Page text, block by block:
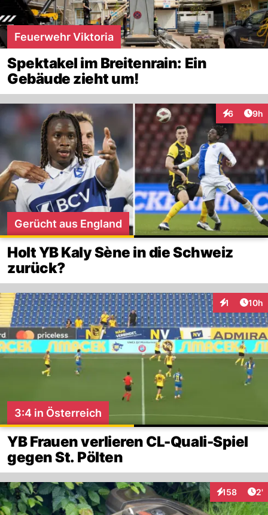
Feuerwehr Viktoria
Spektakel im Breitenrain: Ein
Gebäude zieht um!
6 9h
Gerücht aus England
Holt YB Kaly Sène in die Schweiz
zurück?
1 10h
3:4 in Österreich
YB Frauen verlieren CL-Quali-Spiel
gegen St. Pölten
158
Interaktionen
2'